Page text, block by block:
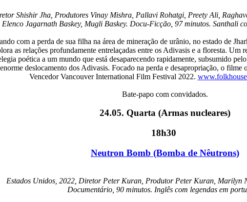
Shishir Jha, Produtores Vinay Mishra, Pallavi Rohatgi, Preety Ali,
Elenco Jagarnath Baskey, Mugli Baskey. Docu-Ficção, 97 minutos. Santhali
com a perda de sua filha na área de mineração de urânio, no estado de
as relações profundamente entrelaçadas entre os Adivasis e a floresta. Um
poética a um mundo que está desaparecendo rapidamente, subsumido
deslocamento dos Adivasis. Focado na perda e desapropriação, o
Vencedor Vancouver International Film Festival 2022.
Bate-papo com convidados.
24.05. Quarta (Armas nucleares)
18h30
Neutron Bomb (Bomba de Nêutrons)
Estados Unidos, 2022, Diretor Peter Kuran, Produtor Peter Kuran, Marilyn
Documentário, 90 minutos. Inglês com legendas em